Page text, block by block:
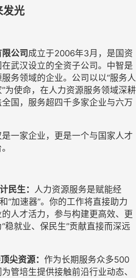
发光
公司 成立于2006年3月，是国资
武汉设立的全资子公司。中智是
务领域的企业。公司以以“服务人
为使命，在人力资源服务领域深耕
国，服务超四千多家企业与六万
一家企业，更是一个与国家人才
民生： 人力资源服务是赋能经
“加速器”。你的工作将直接助力
人才活力，参与构建更高效、更
稳就业、保民生”贡献直接而深远
尖资源： 作为长期服务众多500
管培生提供接触前沿行业动态、